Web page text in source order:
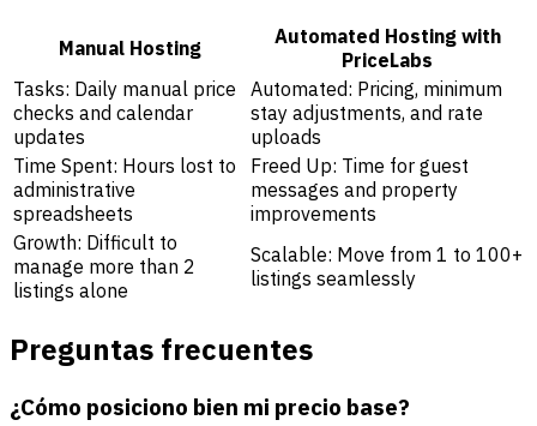
Manual Hosting
Automated Hosting with
PriceLabs
Tasks: Daily manual price
checks and calendar
updates
Automated: Pricing, minimum
stay adjustments, and rate
uploads
Time Spent: Hours lost to
administrative
spreadsheets
Freed Up: Time for guest
messages and property
improvements
Growth: Difficult to
manage more than 2
listings alone
Scalable: Move from 1 to 100+
listings seamlessly
Preguntas frecuentes
¿Cómo posiciono bien mi precio base?